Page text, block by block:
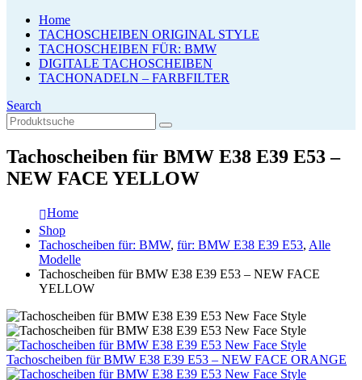
Home
TACHOSCHEIBEN ORIGINAL STYLE
TACHOSCHEIBEN FÜR: BMW
DIGITALE TACHOSCHEIBEN
TACHONADELN – FARBFILTER
Search
Tachoscheiben für BMW E38 E39 E53 –
NEW FACE YELLOW
Home
Shop
Tachoscheiben für: BMW, für: BMW E38 E39 E53, Alle
Modelle
Tachoscheiben für BMW E38 E39 E53 – NEW FACE
YELLOW
Tachoscheiben für BMW E38 E39 E53 – NEW FACE ORANGE